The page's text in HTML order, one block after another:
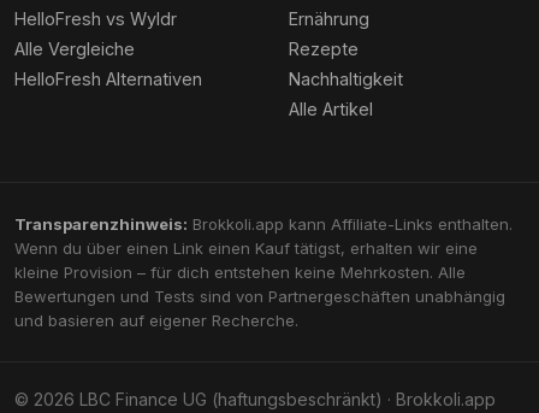
HelloFresh vs Wyldr
Alle Vergleiche
HelloFresh Alternativen
Ernährung
Rezepte
Nachhaltigkeit
Alle Artikel
Transparenzhinweis: Brokkoli.app kann Affiliate-Links enthalten.
Wenn du über einen Link einen Kauf tätigst, erhalten wir eine
kleine Provision – für dich entstehen keine Mehrkosten. Alle
Bewertungen und Tests sind von Partnergeschäften unabhängig
und basieren auf eigener Recherche.
© 2026 LBC Finance UG (haftungsbeschränkt) · Brokkoli.app